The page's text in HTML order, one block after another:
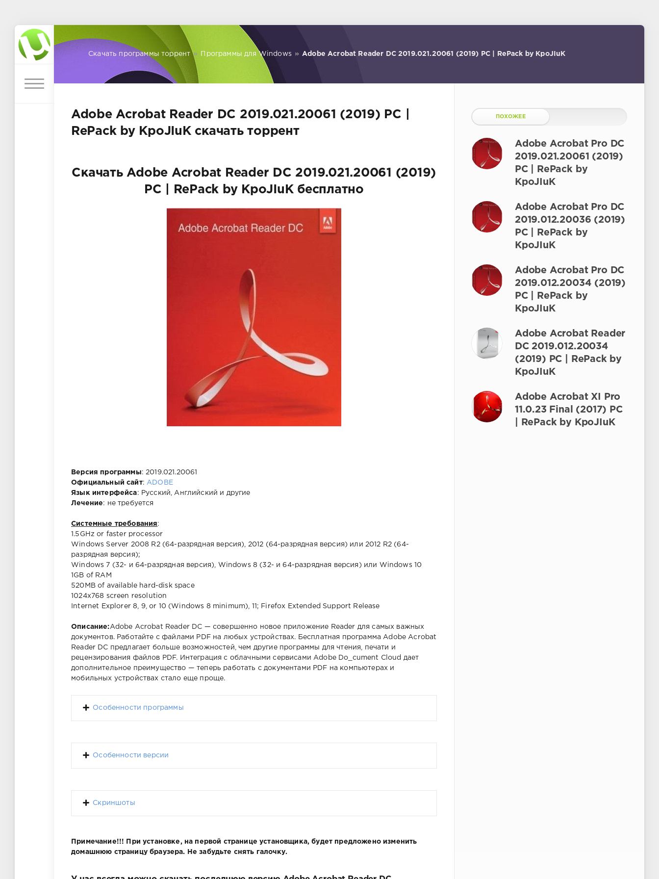
Скачать программы торрент » Программы для Windows » Adobe Acrobat Reader DC 2019.021.20061 (2019) PC | RePack by KpoJIuK
Adobe Acrobat Reader DC 2019.021.20061 (2019) PC |
RePack by KpoJIuK скачать торрент
Скачать Adobe Acrobat Reader DC 2019.021.20061 (2019)
PC | RePack by KpoJIuK бесплатно
Версия программы: 2019.021.20061
Официальный сайт: ADOBE
Язык интерфейса: Русский, Английский и другие
Лечение: не требуется
Системные требования:
1.5GHz or faster processor
Windows Server 2008 R2 (64-разрядная версия), 2012 (64-разрядная версия) или 2012 R2 (64-
разрядная версия);
Windows 7 (32- и 64-разрядная версия), Windows 8 (32- и 64-разрядная версия) или Windows 10
1GB of RAM
520MB of available hard-disk space
1024x768 screen resolution
Internet Explorer 8, 9, or 10 (Windows 8 minimum), 11; Firefox Extended Support Release
Описание:Adobe Acrobat Reader DC — совершенно новое приложение Reader для самых важных
документов. Работайте с файлами PDF на любых устройствах. Бесплатная программа Adobe Acrobat
Reader DC предлагает больше возможностей, чем другие программы для чтения, печати и
рецензирования файлов PDF. Интеграция с облачными сервисами Adobe Do_cument Cloud дает
дополнительное преимущество — теперь работать с документами PDF на компьютерах и
мобильных устройствах стало еще проще.
Особенности программы
Особенности версии
Скриншоты
Примечание!!! При установке, на первой странице установщика, будет предложено изменить
домашнюю страницу браузера. Не забудьте снять галочку.
ПОХОЖЕЕ
Adobe Acrobat Pro DC
2019.021.20061 (2019)
PC | RePack by
KpoJIuK
Adobe Acrobat Pro DC
2019.012.20036 (2019)
PC | RePack by
KpoJIuK
Adobe Acrobat Pro DC
2019.012.20034 (2019)
PC | RePack by
KpoJIuK
Adobe Acrobat Reader
DC 2019.012.20034
(2019) PC | RePack by
KpoJIuK
Adobe Acrobat XI Pro
11.0.23 Final (2017) РС
| RePack by KpoJIuK